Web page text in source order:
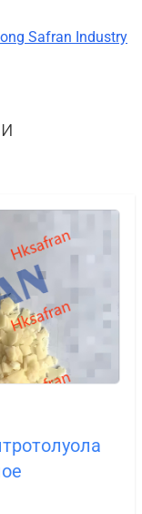
Safran Industry